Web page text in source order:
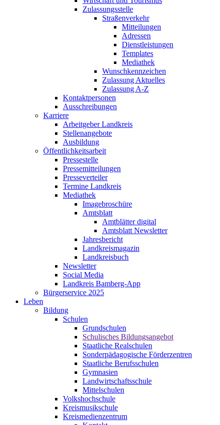
Zulassungsstelle
Straßenverkehr
Mitteilungen
Adressen
Dienstleistungen
Templates
Mediathek
Wunschkennzeichen
Zulassung Aktuelles
Zulassung A-Z
Kontaktpersonen
Ausschreibungen
Karriere
Arbeitgeber Landkreis
Stellenangebote
Ausbildung
Öffentlichkeitsarbeit
Pressestelle
Pressemitteilungen
Presseverteiler
Termine Landkreis
Mediathek
Imagebroschüre
Amtsblatt
Amtblätter digital
Amtsblatt Newsletter
Jahresbericht
Landkreismagazin
Landkreisbuch
Newsletter
Social Media
Landkreis Bamberg-App
Bürgerservice 2025
Leben
Bildung
Schulen
Grundschulen
Schulisches Bildungsangebot
Staatliche Realschulen
Sonderpädagogische Förderzentren
Staatliche Berufsschulen
Gymnasien
Landwirtschaftsschule
Mittelschulen
Volkshochschule
Kreismusikschule
Kreismedienzentrum